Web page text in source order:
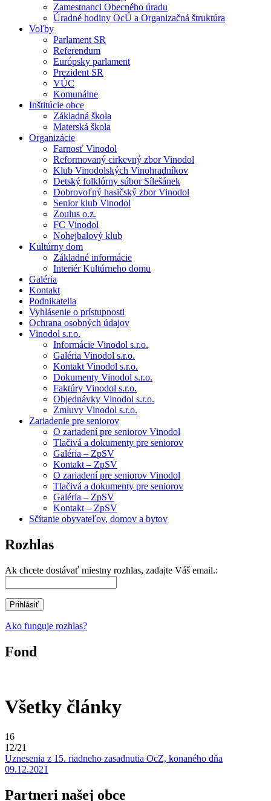
Zamestnanci Obecného úradu
Úradné hodiny OcÚ a Organizačná štruktúra
Voľby
Parlament SR
Referendum
Európsky parlament
Prezident SR
VÚC
Komunálne
Inštitúcie obce
Základná škola
Materská škola
Organizácie
Farnosť Vinodol
Reformovaný cirkevný zbor Vinodol
Klub Vinodolských Vinohradníkov
Detský folklórny súbor Sílešánek
Dobrovoľný hasičský zbor Vinodol
Senior klub Vinodol
Zoulus o.z.
FC Vinodol
Nohejbalový klub
Kultúrny dom
Základné informácie
Interiér Kultúrneho domu
Galéria
Kontakt
Podnikatelia
Vyhlásenie o prístupnosti
Ochrana osobných údajov
Vinodol s.r.o.
Informácie Vinodol s.r.o.
Galéria Vinodol s.r.o.
Kontakt Vinodol s.r.o.
Dokumenty Vinodol s.r.o.
Faktúry Vinodol s.r.o.
Objednávky Vinodol s.r.o.
Zmluvy Vinodol s.r.o.
Zariadenie pre seniorov
O zariadení pre seniorov Vinodol
Tlačivá a dokumenty pre seniorov
Galéria – ZpSV
Kontakt – ZpSV
O zariadení pre seniorov Vinodol
Tlačivá a dokumenty pre seniorov
Galéria – ZpSV
Kontakt – ZpSV
Sčítanie obyvateľov, domov a bytov
Rozhlas
Ak chcete dostávať miestny rozhlas, zadajte Váš email.:
Ako funguje rozhlas?
Fond
Všetky články
16
12/21
Uznesenia z 15. riadneho zasadnutia OcZ, konaného dňa
09.12.2021
Partneri našej obce